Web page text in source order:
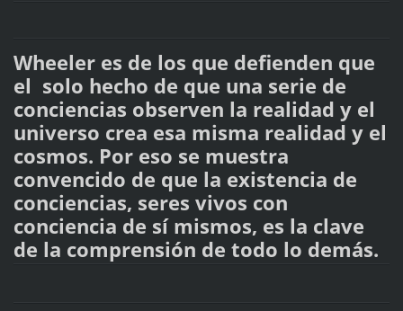
Wheeler es de los que defienden que
el solo hecho de que una serie de
conciencias observen la realidad y el
universo crea esa misma realidad y el
cosmos. Por eso se muestra
convencido de que la existencia de
conciencias, seres vivos con
conciencia de sí mismos, es la clave
de la comprensión de todo lo demás.